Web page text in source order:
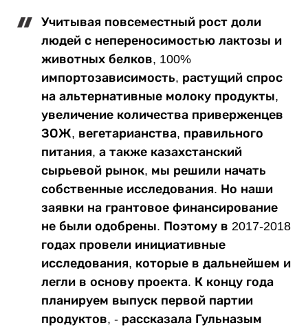
Учитывая повсеместный рост доли
людей с непереносимостью лактозы и
животных белков, 100%
импортозависимость, растущий спрос
на альтернативные молоку продукты,
увеличение количества приверженцев
ЗОЖ, вегетарианства, правильного
питания, а также казахстанский
сырьевой рынок, мы решили начать
собственные исследования. Но наши
заявки на грантовое финансирование
не были одобрены. Поэтому в 2017-2018
годах провели инициативные
исследования, которые в дальнейшем и
легли в основу проекта. К концу года
планируем выпуск первой партии
продуктов, - рассказала Гульназым